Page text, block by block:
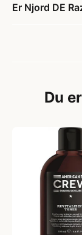
Er Njord DE
Du